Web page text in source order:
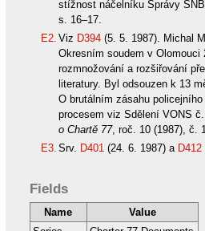
stížnost náčelníku Správy
s. 16–17.
E2. Viz D394(5. 5. 1987). Michal
Okresním soudem v Olomouci
rozmnožování a rozšiřování
literatury. Byl odsouzen k 13
O brutálním zásahu
procesem viz Sdělení VONS
o Chartě 77, roč. 10 (1987), č.
E3. Srv. D401(24. 6. 1987) a D412
Fields
Name
Value